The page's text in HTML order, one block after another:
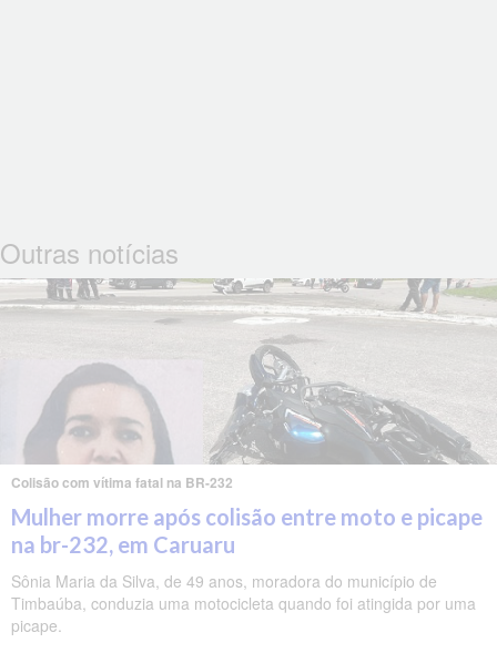
Outras notícias
Colisão com vítima fatal na BR-232
Mulher morre após colisão entre moto e picape
na br-232, em Caruaru
Sônia Maria da Silva, de 49 anos, moradora do município de
Timbaúba, conduzia uma motocicleta quando foi atingida por uma
picape.